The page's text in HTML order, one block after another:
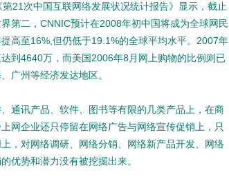
21次中国互联网络发展状况统计报告》显示，截止
第二，CNNIC预计在2008年初中国将成为全球网民
高至16%,但仍低于19.1%的全球平均水平。2007年
到4640万，而美国2006年8月网上购物的比例则已
广州等经济发达地区。
通讯产品、软件、图书等有限的几类产品上，在商
网企业还只停留在网络广告与网络宣传促销上，只
，对网络调研、网络分销、网络新产品开发、网络
优势和潜力没有被挖掘出来。